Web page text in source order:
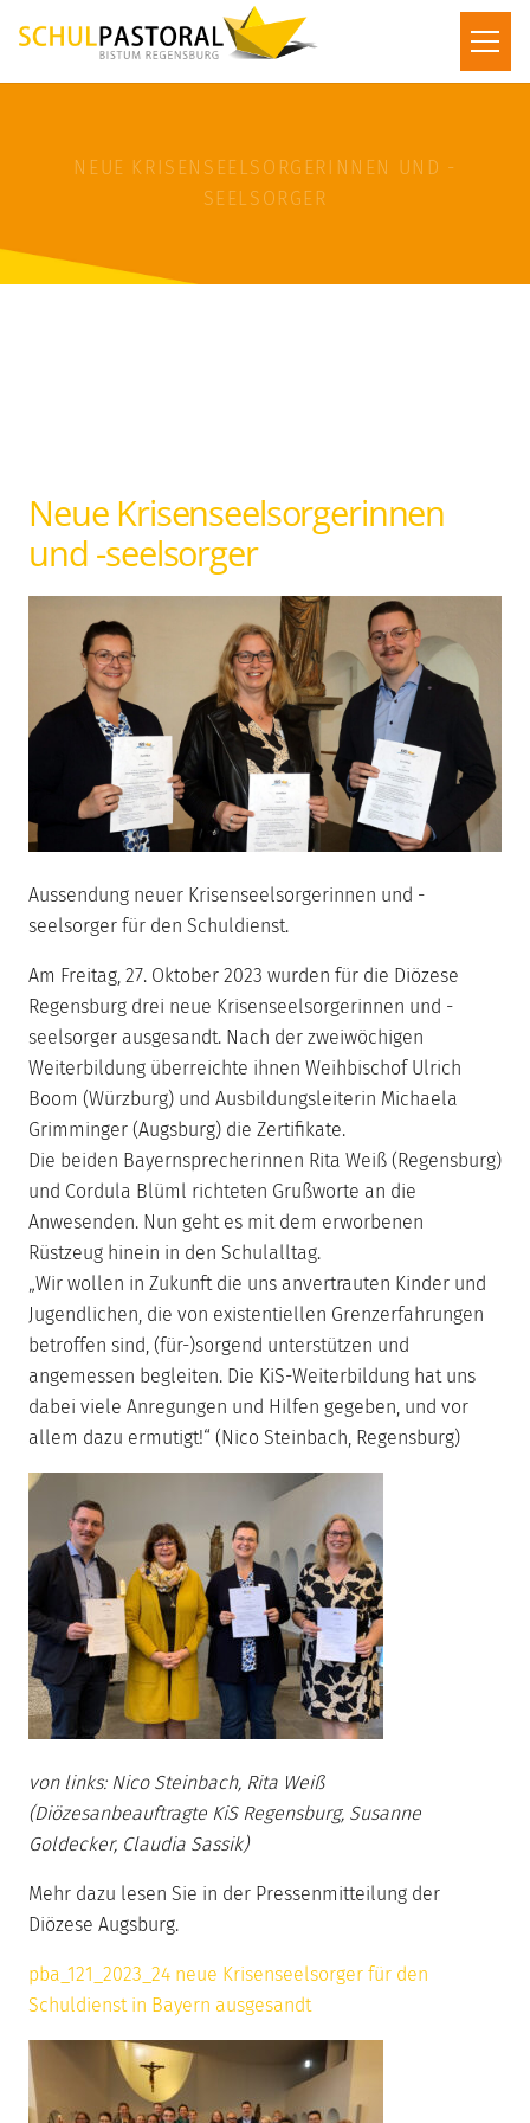
NEUE KRISENSEELSORGERINNEN UND -
SEELSORGER
Neue Krisenseelsorgerinnen
und -seelsorger
Aussendung neuer Krisenseelsorgerinnen und -
seelsorger für den Schuldienst.
Am Freitag, 27. Oktober 2023 wurden für die Diözese
Regensburg drei neue Krisenseelsorgerinnen und -
seelsorger ausgesandt. Nach der zweiwöchigen
Weiterbildung überreichte ihnen Weihbischof Ulrich
Boom (Würzburg) und Ausbildungsleiterin Michaela
Grimminger (Augsburg) die Zertifikate.
Die beiden Bayernsprecherinnen Rita Weiß (Regensburg)
und Cordula Blüml richteten Grußworte an die
Anwesenden. Nun geht es mit dem erworbenen
Rüstzeug hinein in den Schulalltag.
„Wir wollen in Zukunft die uns anvertrauten Kinder und
Jugendlichen, die von existentiellen Grenzerfahrungen
betroffen sind, (für-)sorgend unterstützen und
angemessen begleiten. Die KiS-Weiterbildung hat uns
dabei viele Anregungen und Hilfen gegeben, und vor
allem dazu ermutigt!“ (Nico Steinbach, Regensburg)
von links: Nico Steinbach, Rita Weiß
(Diözesanbeauftragte KiS Regensburg, Susanne
Goldecker, Claudia Sassik)
Mehr dazu lesen Sie in der Pressenmitteilung der
Diözese Augsburg.
pba_121_2023_24 neue Krisenseelsorger für den
Schuldienst in Bayern ausgesandt